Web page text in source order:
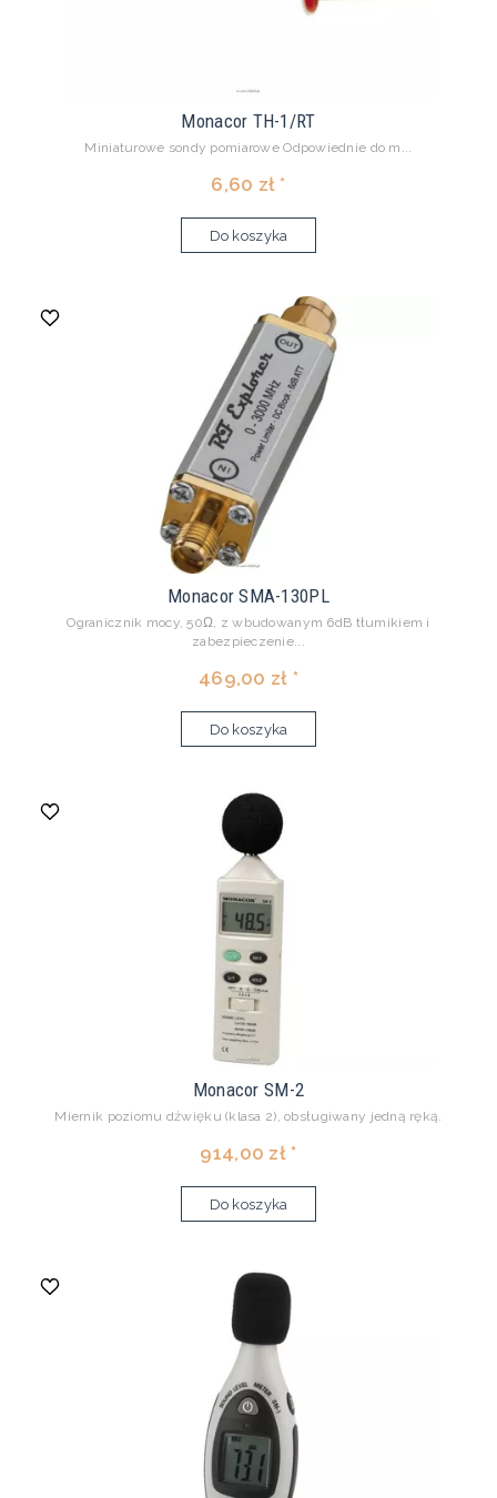
Monacor TH-1/RT
Miniaturowe sondy pomiarowe Odpowiednie do m...
6,60 zł *
Do koszyka
Monacor SMA-130PL
Ogranicznik mocy, 50Ω, z wbudowanym 6dB tłumikiem i
zabezpieczenie...
469,00 zł *
Do koszyka
Monacor SM-2
Miernik poziomu dźwięku (klasa 2), obsługiwany jedną ręką.
914,00 zł *
Do koszyka